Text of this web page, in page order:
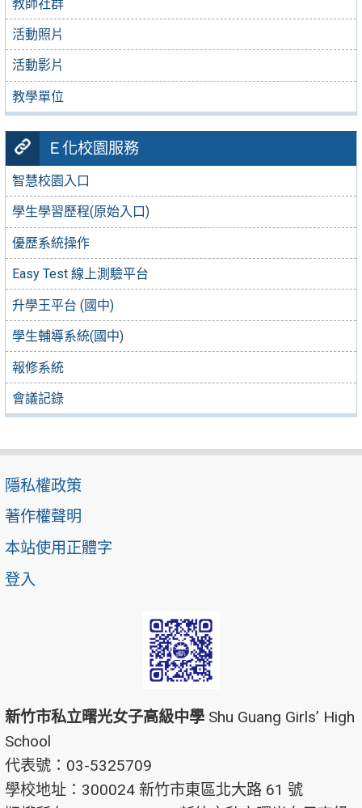
教師社群
活動照片
活動影片
教學單位
Ｅ化校園服務
智慧校園入口
學生學習歷程(原始入口)
優歷系統操作
Easy Test 線上測驗平台
升學王平台 (國中)
學生輔導系統(國中)
報修系統
會議記錄
隱私權政策
著作權聲明
本站使用正體字
登入
新竹市私立曙光女子高級中學 Shu Guang Girls’ High
School
代表號：03-5325709
學校地址：300024 新竹市東區北大路 61 號